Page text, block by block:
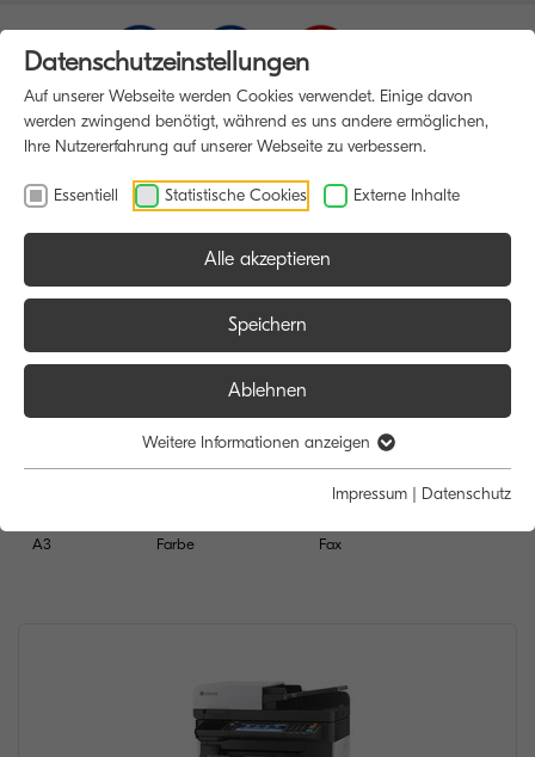
A3 Farbe
Funktion:
Scan
Fax
Datenschutzeinstellungen
Auf unserer Webseite werden Cookies verwendet. Einige davon
werden zwingend benötigt, während es uns andere ermöglichen,
Ihre Nutzererfahrung auf unserer Webseite zu verbessern.
Essentiell Statistische Cookies Externe Inhalte
Alle akzeptieren
Speichern
Ablehnen
Weitere Informationen anzeigen
Impressum | Datenschutz